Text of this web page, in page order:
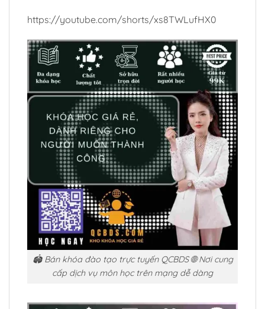
https://youtube.com/shorts/xs8TWLufHX0
🏟️ Bán khóa đào tạo trực tuyến QCBDS 🌐 Nơi cung
cấp dịch vụ môn học trên mạng dễ dàng